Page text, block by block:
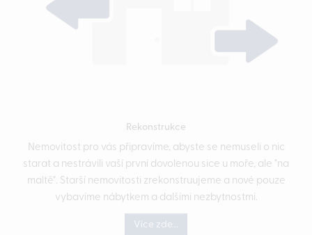
Rekonstrukce
Nemovitost pro vás připravíme, abyste se nemuseli o nic
starat a nestrávili vaší první dovolenou sice u moře, ale "na
maltě". Starší nemovitosti zrekonstruujeme a nové pouze
vybavíme nábytkem a dalšími nezbytnostmi.
Více zde...